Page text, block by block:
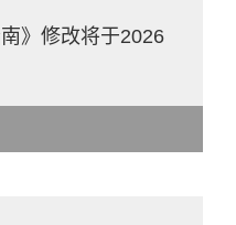
》修改将于2026